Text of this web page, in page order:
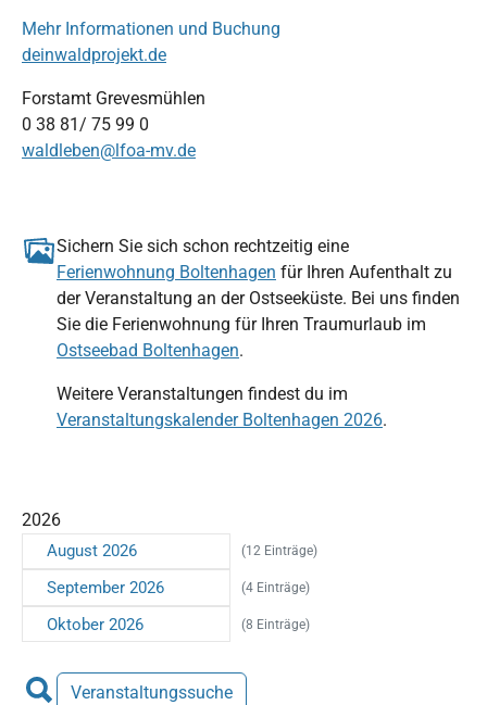
Mehr Informationen und Buchung
deinwaldprojekt.de
Forstamt Grevesmühlen
0 38 81/ 75 99 0
waldleben@lfoa-mv.de
Sichern Sie sich schon rechtzeitig eine
Ferienwohnung Boltenhagen für Ihren Aufenthalt zu
der Veranstaltung an der Ostseeküste. Bei uns finden
Sie die Ferienwohnung für Ihren Traumurlaub im
Ostseebad Boltenhagen.
Weitere Veranstaltungen findest du im
Veranstaltungskalender Boltenhagen 2026.
2026
August 2026 (12 Einträge)
September 2026 (4 Einträge)
Oktober 2026 (8 Einträge)
Veranstaltungssuche